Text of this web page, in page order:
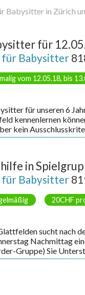
Babysitter in Zürich
für
für Babysitter
vom 12.05.18, bis
für unseren 6
kennenlernen
kein
in
für Babysitter
20CHF
sucht nach
Nachmittag
Gruppe) Sie